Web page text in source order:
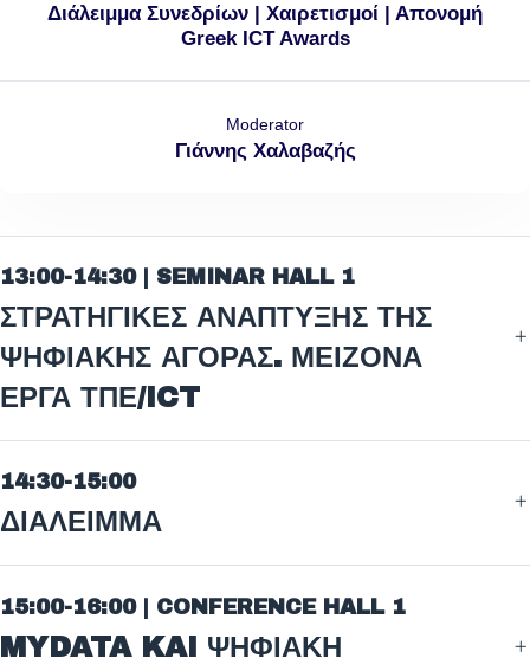
Διάλειμμα Συνεδρίων | Χαιρετισμοί | Απονομή
Greek ICT Awards
Moderator
Γιάννης Χαλαβαζής
13:00-14:30 | SEMINAR HALL 1
ΣΤΡΑΤΗΓΙΚΕΣ ΑΝΑΠΤΥΞΗΣ ΤΗΣ
ΨΗΦΙΑΚΗΣ ΑΓΟΡΑΣ. ΜΕΙΖΟΝΑ
ΕΡΓΑ ΤΠΕ/ICT
14:30-15:00
ΔΙΑΛΕΙΜΜΑ
15:00-16:00 | CONFERENCE HALL 1
MYDATA KAI ΨΗΦΙΑΚΗ